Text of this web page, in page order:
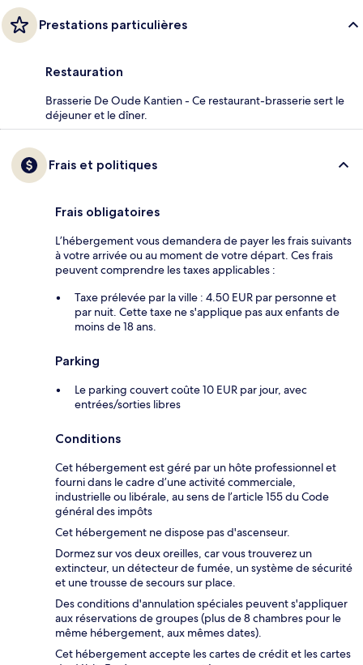
Prestations particulières
Restauration
Brasserie De Oude Kantien - Ce restaurant-brasserie sert le
déjeuner et le dîner.
Frais et politiques
Frais obligatoires
L’hébergement vous demandera de payer les frais suivants
à votre arrivée ou au moment de votre départ. Ces frais
peuvent comprendre les taxes applicables :
Taxe prélevée par la ville : 4.50 EUR par personne et
par nuit. Cette taxe ne s'applique pas aux enfants de
moins de 18 ans.
Parking
Le parking couvert coûte 10 EUR par jour, avec
entrées/sorties libres
Conditions
Cet hébergement est géré par un hôte professionnel et
fourni dans le cadre d’une activité commerciale,
industrielle ou libérale, au sens de l’article 155 du Code
général des impôts
Cet hébergement ne dispose pas d'ascenseur.
Dormez sur vos deux oreilles, car vous trouverez un
extincteur, un détecteur de fumée, un système de sécurité
et une trousse de secours sur place.
Des conditions d'annulation spéciales peuvent s'appliquer
aux réservations de groupes (plus de 8 chambres pour le
même hébergement, aux mêmes dates).
Cet hébergement accepte les cartes de crédit et les cartes